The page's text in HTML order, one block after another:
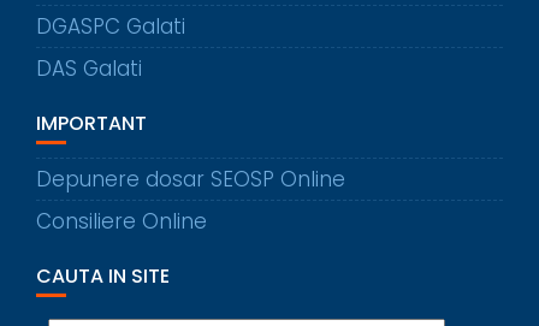
DGASPC Galati
DAS Galati
IMPORTANT
Depunere dosar SEOSP Online
Consiliere Online
CAUTA IN SITE